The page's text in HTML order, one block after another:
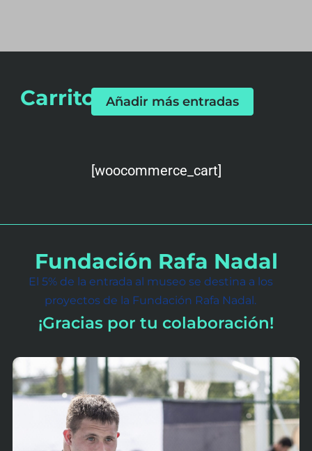
Carrito Añadir más entradas
[woocommerce_cart]
Fundación Rafa Nadal
El 5% de la entrada al museo se destina a los
proyectos de la Fundación Rafa Nadal.
¡Gracias por tu colaboración!